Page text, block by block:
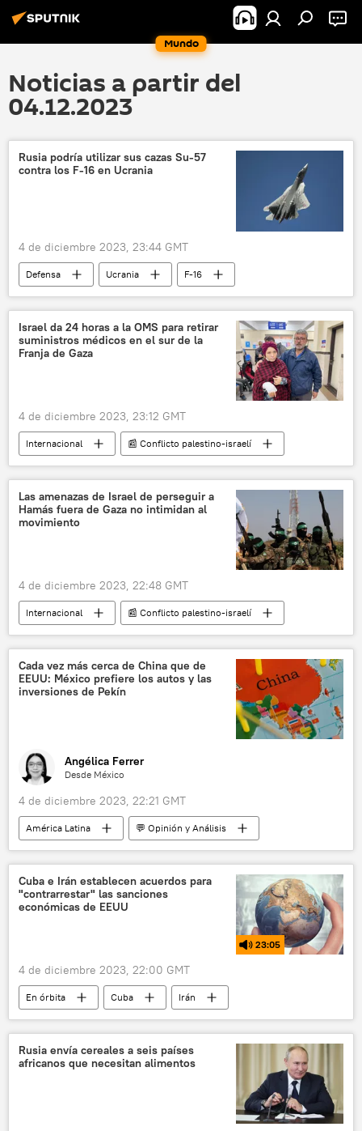
Mundo
Noticias a partir del
04.12.2023
Rusia podría utilizar sus cazas Su-57
contra los F-16 en Ucrania
4 de diciembre 2023, 23:44 GMT
Defensa Ucrania
F-16
seguridad
📰 Operación rusa de desmilitarización y desnazificación de Ucrania
🛡️ Zonas de conflicto
Israel da 24 horas a la OMS para retirar
suministros médicos en el sur de la
Franja de Gaza
4 de diciembre 2023, 23:12 GMT
Internacional
📰 Conflicto palestino-israelí
Israel
Franja de Gaza
Organización Mundial de Salud (OMS)
Fuerzas de Defensa de Israel (FDI)
Palestina
Las amenazas de Israel de perseguir a
Hamás fuera de Gaza no intimidan al
movimiento
4 de diciembre 2023, 22:48 GMT
Internacional
📰 Conflicto palestino-israelí
Israel
Hamás
Franja de Gaza
Cisjordania
Shabak
Al-Aqsa
Palestina
Líbano Mosad
Cada vez más cerca de China que de
EEUU: México prefiere los autos y las
inversiones de Pekín
Angélica Ferrer
Desde México
4 de diciembre 2023, 22:21 GMT
América Latina
💬 Opinión y Análisis
China
México
automóviles
trenes de pasajeros
comercio
📈 Mercados y finanzas
Cuba e Irán establecen acuerdos para
"contrarrestar" las sanciones
económicas de EEUU
23:05
4 de diciembre 2023, 22:00 GMT
En órbita Cuba
Irán
política
Fidel Castro
EEUU
Miguel Díaz-Canel Bermúdez
Rusia envía cereales a seis países
africanos que necesitan alimentos